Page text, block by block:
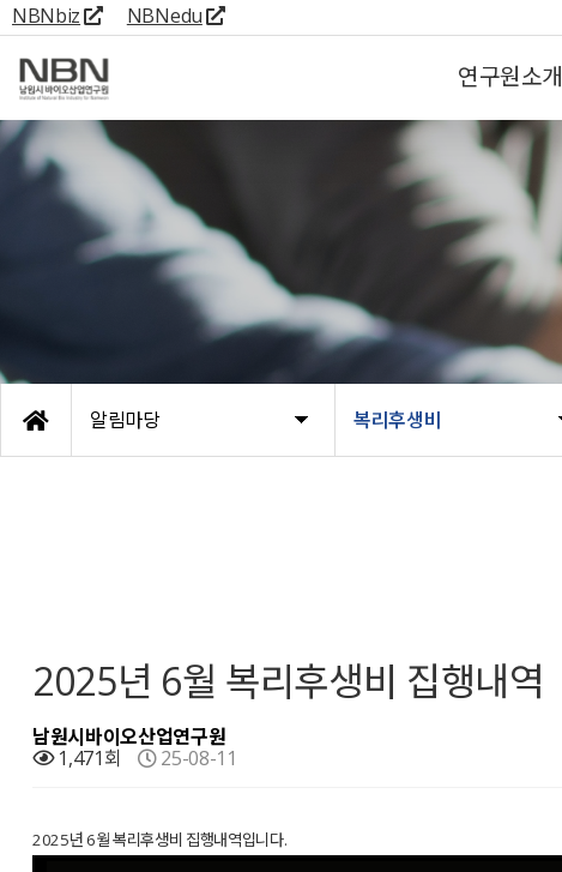
NBNbiz NBNedu
연구원소개
알림마당 복리후생비
2025년 6월 복리후생비 집행내역
남원시바이오산업연구원
1,471회
25-08-11
2025년 6월 복리후생비 집행내역입니다.